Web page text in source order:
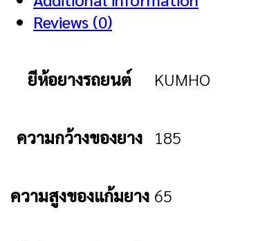
Reviews (0)
ยีห้อยางรถยนต์ KUMHO
ความกว้างของยาง 185
ความสูงของแก้มยาง 65